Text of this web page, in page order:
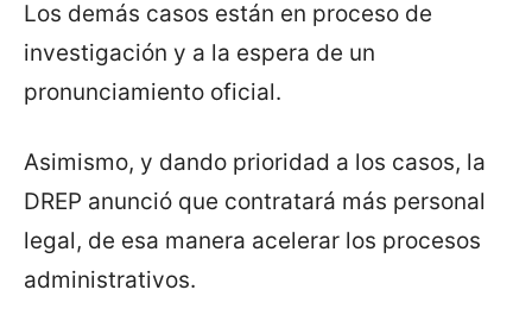
Los demás casos están en proceso de
investigación y a la espera de un
pronunciamiento oficial.
Asimismo, y dando prioridad a los casos, la
DREP anunció que contratará más personal
legal, de esa manera acelerar los procesos
administrativos.